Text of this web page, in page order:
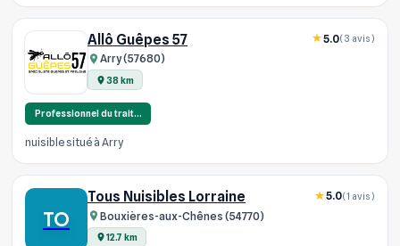
Allô Guêpes 57
Arry (57680)
38 km
5.0(3 avis)
Professionnel du trait…
nuisible situé à Arry
TO
Tous Nuisibles Lorraine
Bouxières-aux-Chênes (54770)
12.7 km
5.0(1 avis)